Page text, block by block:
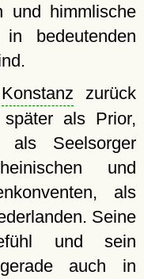
und himmlische
bedeutenden
Konstanz zurück
als Prior,
Seelsorger
und
als
Seine
und sein
gerade auch in